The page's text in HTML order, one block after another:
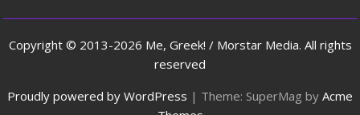
Copyright © 2013-2026 Me, Greek! / Morstar Media. All rights
reserved
Proudly powered by WordPress | Theme: SuperMag by Acme